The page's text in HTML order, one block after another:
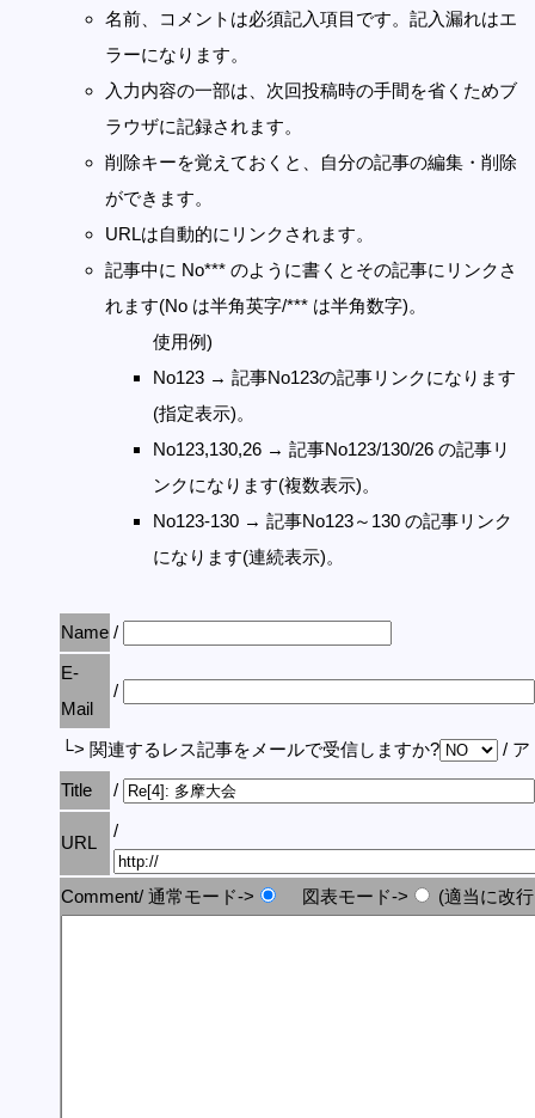
名前、コメントは必須記入項目です。記入漏れはエ
ラーになります。
入力内容の一部は、次回投稿時の手間を省くためブ
ラウザに記録されます。
削除キーを覚えておくと、自分の記事の編集・削除
ができます。
URLは自動的にリンクされます。
記事中に No*** のように書くとその記事にリンクさ
れます(No は半角英字/*** は半角数字)。
使用例)
No123 → 記事No123の記事リンクになります
(指定表示)。
No123,130,26 → 記事No123/130/26 の記事リ
ンクになります(複数表示)。
No123-130 → 記事No123～130 の記事リンク
になります(連続表示)。
Name /
E-
Mail
/
└> 関連するレス記事をメールで受信しますか?
/ ア
Title
/
URL
/
Comment/ 通常モード-> 図表モード-> (適当に改